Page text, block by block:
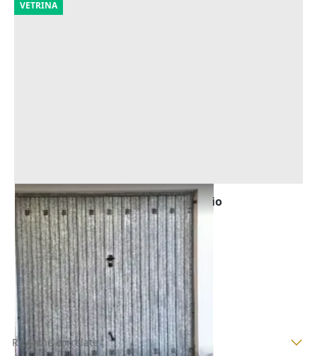
VETRINA
Asta Box auto sottostrada in edificio
polifunzionale
Cingoli (Macerata)
Offerta minima
13.000 €
30/10/2026
Ricerche correlate